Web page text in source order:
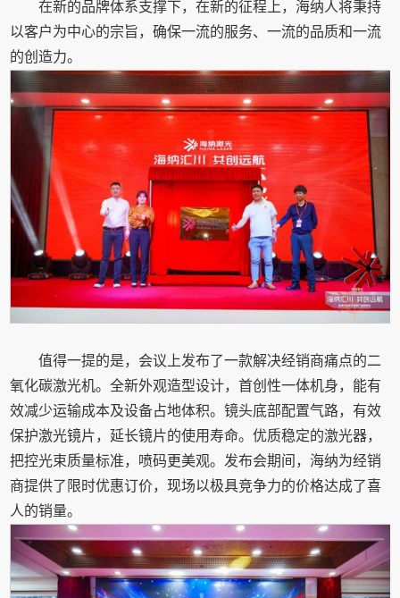
在新的品牌体系支撑下，在新的征程上，海纳人将秉持
以客户为中心的宗旨，确保一流的服务、一流的品质和一流
的创造力。
值得一提的是，会议上发布了一款解决经销商痛点的二
氧化碳激光机。全新外观造型设计，首创性一体机身，能有
效减少运输成本及设备占地体积。镜头底部配置气路，有效
保护激光镜片，延长镜片的使用寿命。优质稳定的激光器，
把控光束质量标准，喷码更美观。发布会期间，海纳为经销
商提供了限时优惠订价，现场以极具竞争力的价格达成了喜
人的销量。